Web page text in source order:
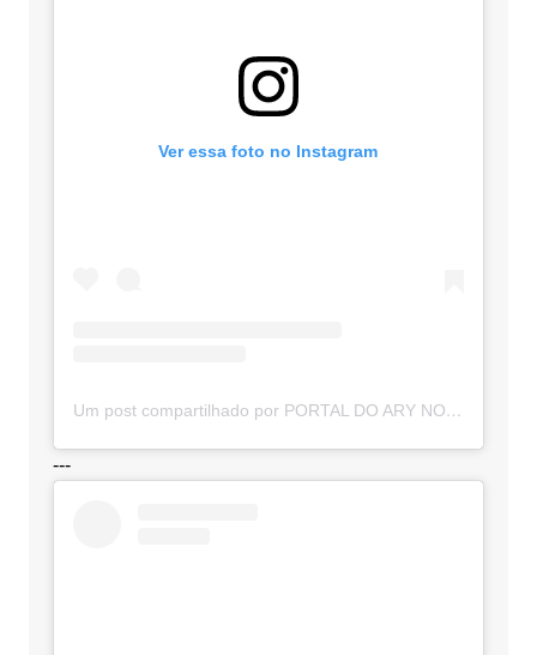
Ver essa foto no Instagram
Um post compartilhado por PORTAL DO ARY NOTÍCIAS (@portaldoarynoticias)
---